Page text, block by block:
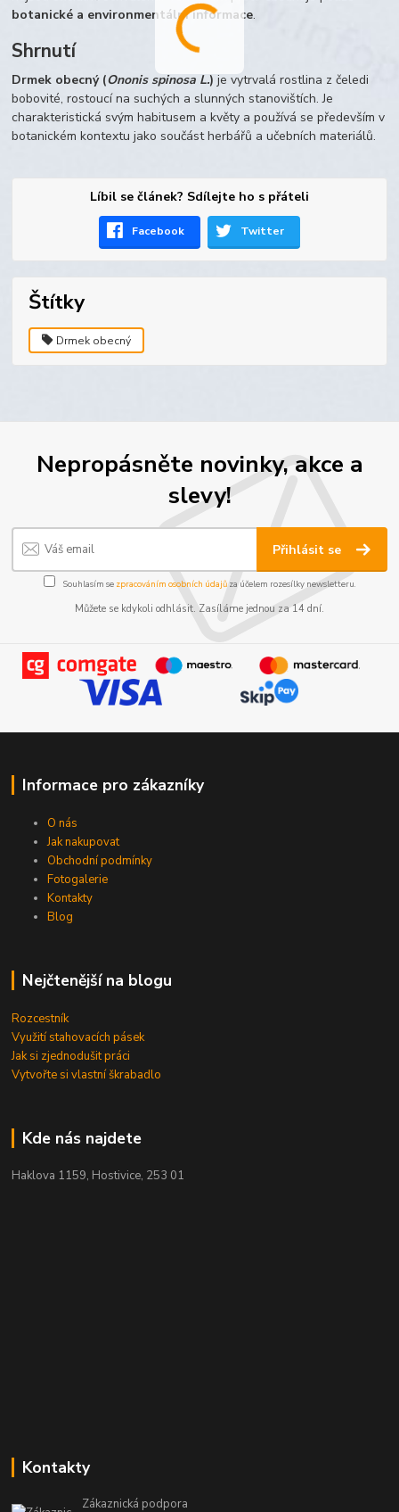
botanické a environmentální informace.
Shrnutí
Drmek obecný (Ononis spinosa L.)je vytrvalá rostlina z čeledi
bobovité, rostoucí na suchých a slunných stanovištích. Je
charakteristická svým habitusem a květy a používá se především v
botanickém kontextu jako součást herbářů a učebních materiálů.
Líbil se článek? Sdílejte ho s přáteli
Facebook Twitter
Štítky
Drmek obecný
Nepropásněte novinky, akce a
slevy!
Přihlásit se
Souhlasím se zpracováním osobních údajůza účelem rozesílky newsletteru.
Můžete se kdykoli odhlásit. Zasíláme jednou za 14 dní.
Informace pro zákazníky
O nás
Jak nakupovat
Obchodní podmínky
Fotogalerie
Kontakty
Blog
Nejčtenější na blogu
Rozcestník
Využití stahovacích pásek
Jak si zjednodušit práci
Vytvořte si vlastní škrabadlo
Kde nás najdete
Haklova 1159, Hostivice, 253 01
Kontakty
Zákaznická podpora